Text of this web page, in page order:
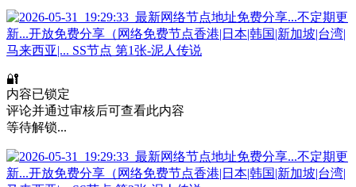
🔐
内容已锁定
评论并通过审核后可查看此内容
等待解锁...